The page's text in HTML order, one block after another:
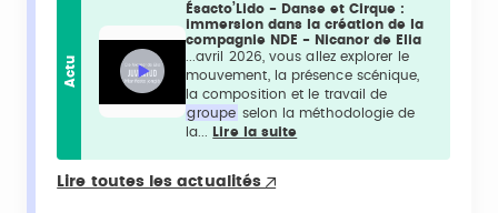
Actu
Ésacto’Lido - Danse et Cirque :
immersion dans la création de la
compagnie NDE - Nicanor de Elia
...avril 2026, vous allez explorer le
mouvement, la présence scénique,
la composition et le travail de
groupe selon la méthodologie de
la...
Lire la suite
Lire toutes les actualités